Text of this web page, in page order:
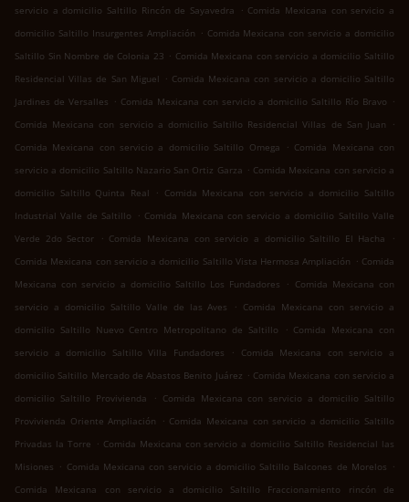
servicio a domicilio Saltillo Rincón de Sayavedra
. Comida Mexicana con servicio a
domicilio Saltillo Insurgentes Ampliación . Comida Mexicana con servicio a domicilio
Saltillo Sin Nombre de Colonia 23 . Comida Mexicana con servicio a domicilio Saltillo
Residencial Villas de San Miguel . Comida Mexicana con servicio a domicilio Saltillo
Jardines de Versalles . Comida Mexicana con servicio a domicilio Saltillo Río Bravo .
Comida Mexicana con servicio a domicilio Saltillo Residencial Villas de San Juan
.
Comida Mexicana con servicio a domicilio Saltillo Omega
. Comida Mexicana con
servicio a domicilio Saltillo Nazario San Ortiz Garza . Comida Mexicana con servicio a
domicilio Saltillo Quinta Real
. Comida Mexicana con servicio a domicilio Saltillo
Industrial Valle de Saltillo
. Comida Mexicana con servicio a domicilio Saltillo Valle
Verde 2do Sector
. Comida Mexicana con servicio a domicilio Saltillo El Hacha
.
Comida Mexicana con servicio a domicilio Saltillo Vista Hermosa Ampliación . Comida
Mexicana con servicio a domicilio Saltillo Los Fundadores
. Comida Mexicana con
servicio a domicilio Saltillo Valle de las Aves
. Comida Mexicana con servicio a
domicilio Saltillo Nuevo Centro Metropolitano de Saltillo
. Comida Mexicana con
servicio a domicilio Saltillo Villa Fundadores
.
Comida Mexicana con servicio a
domicilio Saltillo Mercado de Abastos Benito Juárez . Comida Mexicana con servicio a
domicilio Saltillo Provivienda
. Comida Mexicana con servicio a domicilio Saltillo
Provivienda Oriente Ampliación
. Comida Mexicana con servicio a domicilio Saltillo
Privadas la Torre . Comida Mexicana con servicio a domicilio Saltillo Residencial las
Misiones . Comida Mexicana con servicio a domicilio Saltillo Balcones de Morelos .
Comida Mexicana con servicio a domicilio Saltillo Fraccionamiento rincón de